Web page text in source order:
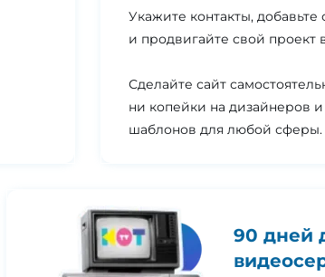
Укажите контакты,
и продвигайте свой проект
Сделайте сайт
ни копейки на дизайнеров
шаблонов для любой сферы.
90 дней